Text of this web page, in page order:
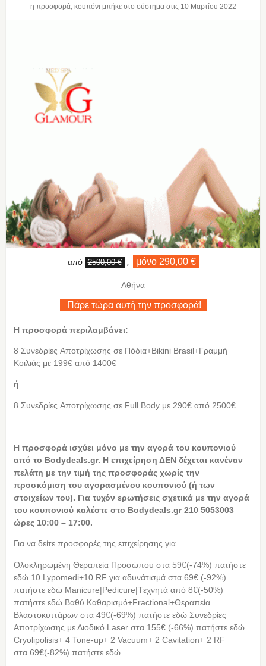
η προσφορά, κουπόνι μπήκε στο σύστημα στις 10 Μαρτίου 2022
από 2500,00 € μόνο 290,00 €
Αθήνα
Πάρε τώρα αυτή την προσφορά!
Η προσφορά περιλαμβάνει:
8 Συνεδρίες Αποτρίχωσης σε Πόδια+Bikini Brasil+Γραμμή
Κοιλιάς με 199€ από 1400€
ή
8 Συνεδρίες Αποτρίχωσης σε Full Body με 290€ από 2500€
Η προσφορά ισχύει μόνο με την αγορά του κουπονιού
από το Bodydeals.gr. Η επιχείρηση ΔΕΝ δέχεται κανέναν
πελάτη με την τιμή της προσφοράς χωρίς την
προσκόμιση του αγορασμένου κουπονιού (ή των
στοιχείων του). Για τυχόν ερωτήσεις σχετικά με την αγορά
του κουπονιού καλέστε στο Bodydeals.gr 210 5053003
ώρες 10:00 – 17:00.
Για να δείτε προσφορές της επιχείρησης για
Ολοκληρωμένη Θεραπεία Προσώπου στα 59€(-74%) πατήστε
εδώ 10 Lypomedi+10 RF για αδυνάτισμά στα 69€ (-92%)
πατήστε εδώ Manicure|Pedicure|Tεχνητά από 8€(-50%)
πατήστε εδώ Βαθύ Καθαρισμό+Fractional+Θεραπεία
Βλαστοκυττάρων στα 49€(-69%) πατήστε εδώ Συνεδρίες
Αποτρίχωσης με Διοδικό Laser στα 155€ (-66%) πατήστε εδώ
Cryolipolisis+ 4 Tone-up+ 2 Vacuum+ 2 Cavitation+ 2 RF
στα 69€(-82%) πατήστε εδώ